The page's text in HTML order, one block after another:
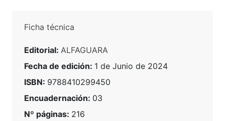
Ficha técnica
Editorial: ALFAGUARA
Fecha de edición: 1 de Junio de 2024
ISBN: 9788410299450
Encuadernación: 03
Nº páginas: 216